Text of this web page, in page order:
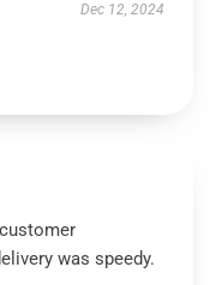
Dec 12, 2024
was speedy.